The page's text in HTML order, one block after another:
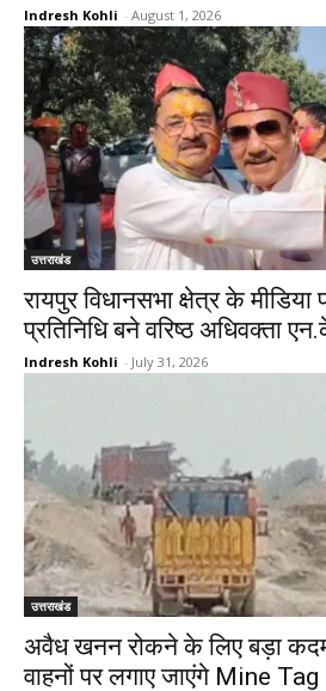
Indresh Kohli - August 1, 2026
उत्तराखंड
रायपुर विधानसभा क्षेत्र के मीडिया
प्रतिनिधि बने वरिष्ठ अधिवक्ता
Indresh Kohli - July 31, 2026
उत्तराखंड
अवैध खनन रोकने के लिए बड़ा
वाहनों पर लगाए जाएंगे Mine Tag